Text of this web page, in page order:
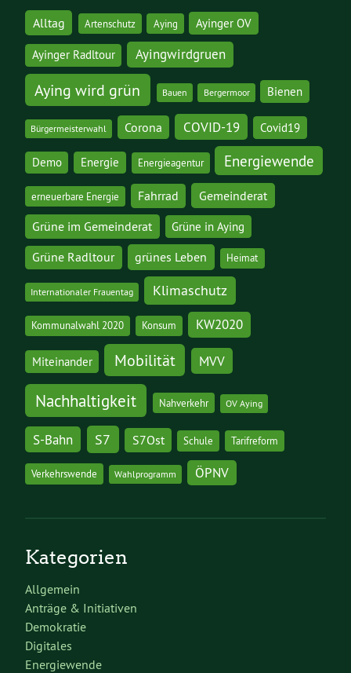
Alltag Artenschutz Aying Ayinger OV
Ayinger Radltour Ayingwirdgruen
Aying wird grün Bauen Bergermoor Bienen
Bürgermeisterwahl Corona COVID-19 Covid19
Demo Energie Energieagentur Energiewende
erneuerbare Energie Fahrrad Gemeinderat
Grüne im Gemeinderat Grüne in Aying
Grüne Radltour grünes Leben Heimat
Internationaler Frauentag Klimaschutz
Kommunalwahl 2020 Konsum KW2020
Miteinander Mobilität MVV
Nachhaltigkeit Nahverkehr OV Aying
S-Bahn S7 S7Ost Schule Tarifreform
Verkehrswende Wahlprogramm ÖPNV
Kategorien
Allgemein
Anträge & Initiativen
Demokratie
Digitales
Energiewende